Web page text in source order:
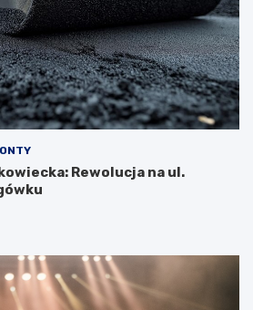
Rewolucja na ul.